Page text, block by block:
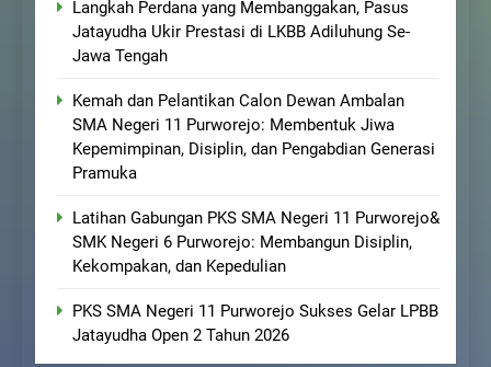
Langkah Perdana yang Membanggakan, Pasus
Jatayudha Ukir Prestasi di LKBB Adiluhung Se-
Jawa Tengah
Kemah dan Pelantikan Calon Dewan Ambalan
SMA Negeri 11 Purworejo: Membentuk Jiwa
Kepemimpinan, Disiplin, dan Pengabdian Generasi
Pramuka
Latihan Gabungan PKS SMA Negeri 11 Purworejo&
SMK Negeri 6 Purworejo: Membangun Disiplin,
Kekompakan, dan Kepedulian
PKS SMA Negeri 11 Purworejo Sukses Gelar LPBB
Jatayudha Open 2 Tahun 2026